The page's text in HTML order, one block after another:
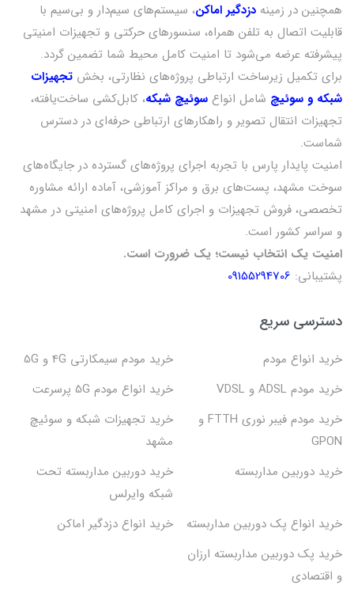
همچنین در زمینه دزدگیر اماکن، سیستم‌های سیم‌دار و بی‌سیم با
قابلیت اتصال به تلفن همراه، سنسورهای حرکتی و تجهیزات امنیتی
پیشرفته عرضه می‌شود تا امنیت کامل محیط شما تضمین گردد.
برای تکمیل زیرساخت ارتباطی پروژه‌های نظارتی، بخش تجهیزات
شبکه و سوئیچ شامل انواع سوئیچ شبکه، کابل‌کشی ساخت‌یافته،
تجهیزات انتقال تصویر و راهکارهای ارتباطی حرفه‌ای در دسترس
شماست.
امنیت پایدار پارس با تجربه اجرای پروژه‌های گسترده در جایگاه‌های
سوخت مشهد، پست‌های برق و مراکز آموزشی، آماده ارائه مشاوره
تخصصی، فروش تجهیزات و اجرای کامل پروژه‌های امنیتی در مشهد
و سراسر کشور است.
امنیت یک انتخاب نیست؛ یک ضرورت است.
پشتیبانی: 09155294706
دسترسی سریع
خرید انواع مودم
خرید مودم سیمکارتی 4G و 5G
خرید مودم ADSL و VDSL
خرید انواع مودم 5G پرسرعت
خرید مودم فیبر نوری FTTH و
GPON
خرید تجهیزات شبکه و سوئیچ
مشهد
خرید دوربین مداربسته
خرید دوربین مداربسته تحت
شبکه وایرلس
خرید انواع پک دوربین مداربسته
خرید انواع دزدگیر اماکن
خرید پک دوربین مداربسته ارزان
و اقتصادی